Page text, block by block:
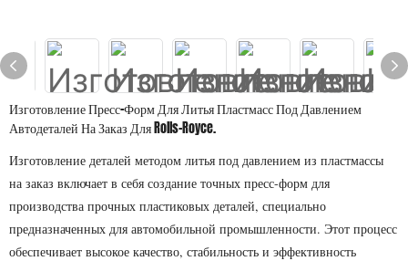
Изготовление Пресс-Форм Для Литья Пластмасс Под Давлением
Автодеталей На Заказ Для Rolls-Royce.
Изготовление деталей методом литья под давлением из пластмассы
на заказ включает в себя создание точных пресс-форм для
производства прочных пластиковых деталей, специально
предназначенных для автомобильной промышленности. Этот процесс
обеспечивает высокое качество, стабильность и эффективность